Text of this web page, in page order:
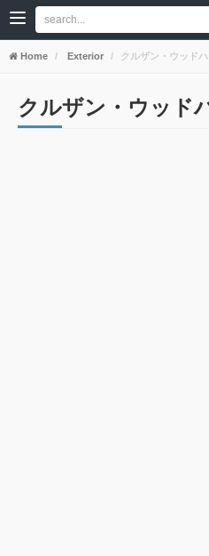
Home Exterior クルザン・ウッド
クルザン・ウッド